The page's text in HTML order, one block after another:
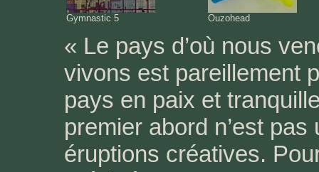
Gymnastic 5 Ouzohead
« Le pays d’où nous
vivons est pareillement
pays en paix et
premier abord n’est
éruptions créatives.